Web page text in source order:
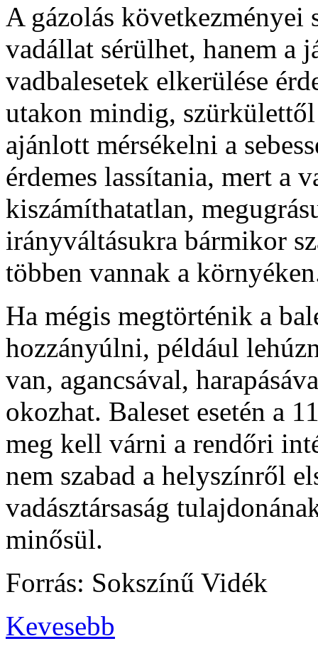
A gázolás következményei
vadállat sérülhet, hanem a
vadbalesetek elkerülése
utakon mindig,
ajánlott mérsékelni a
érdemes lassítania, mert a
kiszámíthatatlan,
irányváltásukra bármikor
többen vannak a
Ha mégis megtörténik a
hozzányúlni, például
van, agancsával,
okozhat. Baleset esetén a
meg kell várni a rendőri
nem szabad a helyszínről
vadásztársaság
minősül.
Forrás: Sokszínű Vidék
Kevesebb